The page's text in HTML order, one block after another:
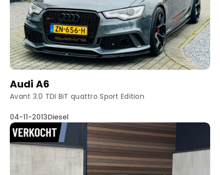
Audi A6
Avant 3.0 TDI BiT quattro Sport Edition
04-11-2013Diesel